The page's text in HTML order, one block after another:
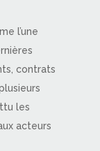
l’une
contrats
les
acteurs